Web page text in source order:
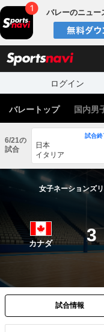
バレーのニュー
ログイン
バレートップ 国内男
6/21の
試合
試合終
日本
イタリア
女子ネーションズ
カナダ 3
試合情報